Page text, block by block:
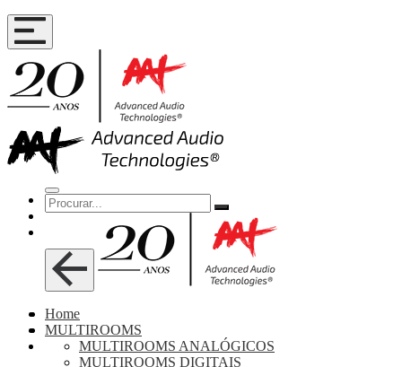
Home
MULTIROOMS
MULTIROOMS ANALÓGICOS
MULTIROOMS DIGITAIS